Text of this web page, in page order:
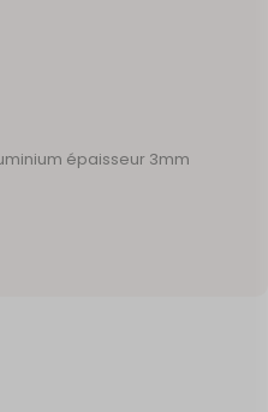
épaisseur 3mm